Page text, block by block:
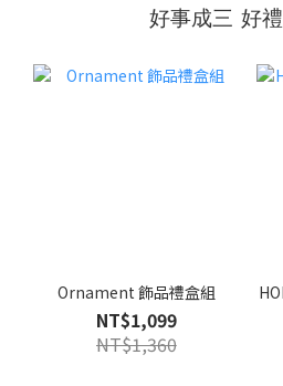
好事成三 好
Ornament 飾品禮盒組
NT$1,099
NT$1,360
HOLY YA 虎爺